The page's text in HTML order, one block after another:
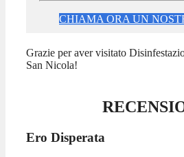
CHIAMA ORA UN
Grazie per aver visitato
San Nicola!
Ero Disperata